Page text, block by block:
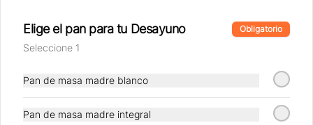
Instagram
Facebook
Mi cuenta
Pedir
Elige el pan para tu Desayuno Obligatorio
Seleccione 1
Pan de masa madre blanco
Pan de masa madre integral